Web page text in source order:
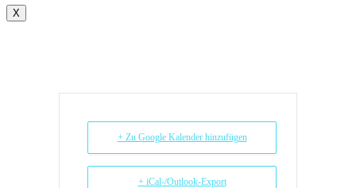
X
+ Zu Google Kalender hinzufügen
+ iCal-/Outlook-Export